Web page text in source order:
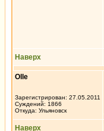
Наверх
Olle
Зарегистрирован: 27.05.2011
Суждений: 1866
Откуда: Ульяновск
Наверх